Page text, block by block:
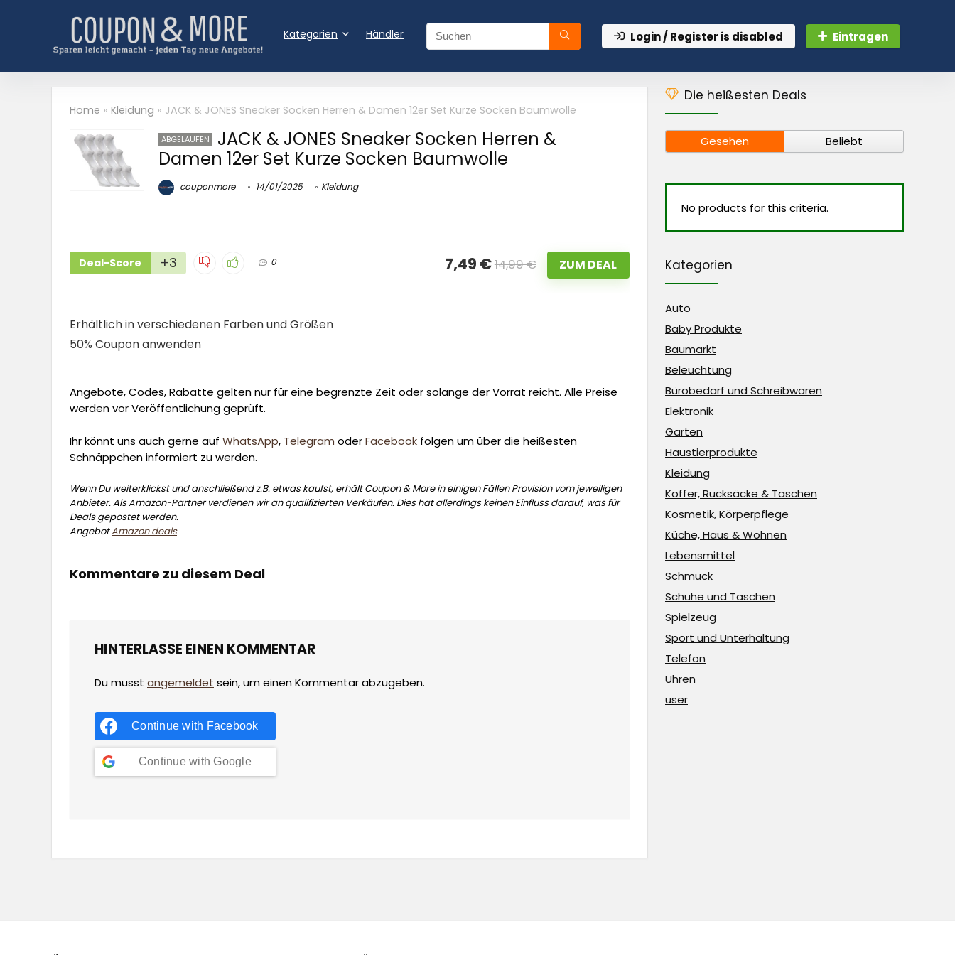
Kategorien Händler Login / Register is disabled Eintragen
Home » Kleidung » JACK & JONES Sneaker Socken Herren & Damen 12er Set Kurze Socken Baumwolle
ABGELAUFEN
JACK & JONES Sneaker Socken Herren &
Damen 12er Set Kurze Socken Baumwolle
couponmore 14/01/2025 Kleidung
Deal-Score +3 0 7,49 €14,99 € ZUM DEAL
Erhältlich in verschiedenen Farben und Größen
50% Coupon anwenden
Angebote, Codes, Rabatte gelten nur für eine begrenzte Zeit oder solange der Vorrat reicht. Alle Preise
werden vor Veröffentlichung geprüft.
Ihr könnt uns auch gerne auf WhatsApp, Telegram oderFacebook folgen um über die heißesten
Schnäppchen informiert zu werden.
Wenn Du weiterklickst und anschließend z.B. etwas kaufst, erhält Coupon & More in einigen Fällen Provision vom jeweiligen
Anbieter. Als Amazon-Partner verdienen wir an qualifizierten Verkäufen. Dies hat allerdings keinen Einfluss darauf, was für
Deals gepostet werden.
AngebotAmazon deals
Kommentare zu diesem Deal
HINTERLASSE EINEN KOMMENTAR
Du musst angemeldet sein, um einen Kommentar abzugeben.
Continue with Facebook
Continue with Google
Die heißesten Deals
Gesehen Beliebt
No products for this criteria.
Kategorien
Auto
Baby Produkte
Baumarkt
Beleuchtung
Bürobedarf und Schreibwaren
Elektronik
Garten
Haustierprodukte
Kleidung
Koffer, Rucksäcke & Taschen
Kosmetik, Körperpflege
Küche, Haus & Wohnen
Lebensmittel
Schmuck
Schuhe und Taschen
Spielzeug
Sport und Unterhaltung
Telefon
Uhren
user